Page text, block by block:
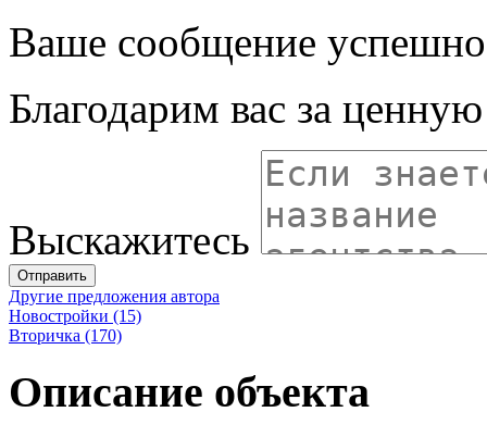
Ваше сообщение успешно
Благодарим вас за
Выскажитесь
Отправить
Другие предложения автора
Новостройки (15)
Вторичка (170)
Описание объекта